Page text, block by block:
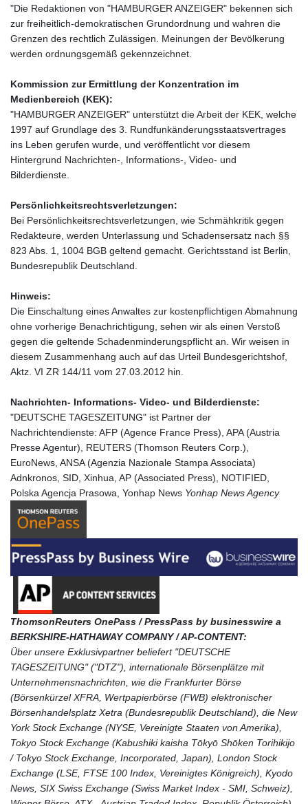
"Die Redaktionen von "HAMBURGER ANZEIGER" bekennen sich
zur freiheitlich-demokratischen Grundordnung und wahren die
Grenzen des rechtlich Zulässigen. Meinungen der Bevölkerung
werden ordnungsgemäß gekennzeichnet.
Kommission zur Ermittlung der Konzentration im
Medienbereich (KEK):
"HAMBURGER ANZEIGER" unterstützt die Arbeit der KEK, welche
1997 auf Grundlage des 3. Rundfunkänderungsstaatsvertrages
ins Leben gerufen wurde, und veröffentlicht vor diesem
Hintergrund Nachrichten-, Informations-, Video- und
Bilderdienste.
Persönlichkeitsrechtsverletzungen:
Bei Persönlichkeitsrechtsverletzungen, wie Schmähkritik gegen
Redakteure, werden Unterlassung und Schadensersatz nach §§
823 Abs. 1, 1004 BGB geltend gemacht. Gerichtsstand ist Berlin,
Bundesrepublik Deutschland.
Hinweis:
Die Einschaltung eines Anwaltes zur kostenpflichtigen Abmahnung
ohne vorherige Benachrichtigung, sehen wir als einen Verstoß
gegen die geltende Schadenminderungspflicht an. Wir weisen in
diesem Zusammenhang auch auf das Urteil Bundesgerichtshof,
Aktz. VI ZR 144/11 vom 27.03.2012 hin.
Nachrichten- Informations- Video- und Bilderdienste:
"DEUTSCHE TAGESZEITUNG" ist Partner der
Nachrichtendienste: AFP (Agence France Press), APA (Austria
Presse Agentur), REUTERS (Thomson Reuters Corp.),
EuroNews, ANSA (Agenzia Nazionale Stampa Associata)
Adnkronos, SID, Xinhua, AP (Associated Press), NOTIFIED,
Polska Agencja Prasowa, Yonhap News Yonhap News Agency
ThomsonReuters OnePass / PressPass by businesswire a
BERKSHIRE-HATHAWAY COMPANY / AP-CONTENT:
Über unsere Exklusivpartner beliefert "DEUTSCHE
TAGESZEITUNG" ("DTZ"), internationale Börsenplätze mit
Unternehmensnachrichten, wie die Frankfurter Börse
(Börsenkürzel XFRA, Wertpapierbörse (FWB) elektronischer
Börsenhandelsplatz Xetra (Bundesrepublik Deutschland), die New
York Stock Exchange (NYSE, Vereinigte Staaten von Amerika),
Tokyo Stock Exchange (Kabushiki kaisha Tōkyō Shōken Torihikijo
/ Tokyo Stock Exchange, Incorporated, Japan), London Stock
Exchange (LSE, FTSE 100 Index, Vereinigtes Königreich), Kyodo
News, SIX Swiss Exchange (Swiss Market Index - SMI, Schweiz),